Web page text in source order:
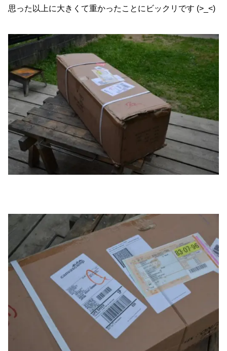
思った以上に大きくて重かったことにビックリです (>_<)